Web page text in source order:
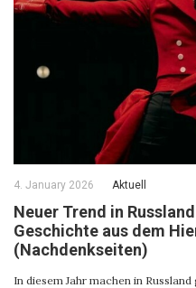
4. January 2026 Aktuell
Neuer Trend in
Geschichte aus dem
(Nachdenkseiten)
In diesem Jahr machen in